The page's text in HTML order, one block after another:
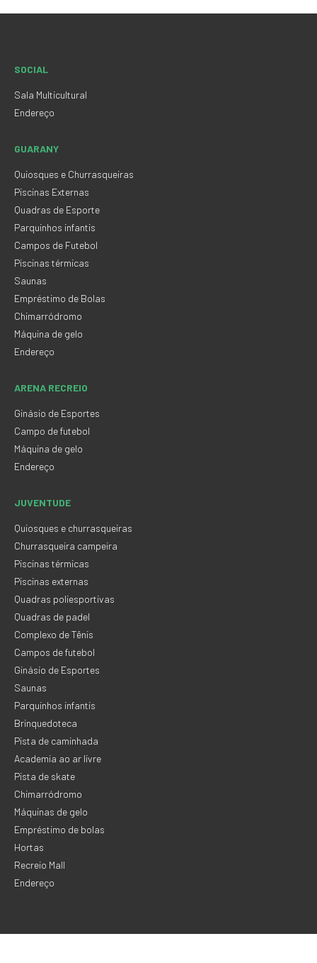
SOCIAL
Sala Multicultural
Endereço
GUARANY
Quiosques e Churrasqueiras
Piscinas Externas
Quadras de Esporte
Parquinhos infantis
Campos de Futebol
Piscinas térmicas
Saunas
Empréstimo de Bolas
Chimarródromo
Máquina de gelo
Endereço
ARENA RECREIO
Ginásio de Esportes
Campo de futebol
Máquina de gelo
Endereço
JUVENTUDE
Quiosques e churrasqueiras
Churrasqueira campeira
Piscinas térmicas
Piscinas externas
Quadras poliesportivas
Quadras de padel
Complexo de Tênis
Campos de futebol
Ginásio de Esportes
Saunas
Parquinhos infantis
Brinquedoteca
Pista de caminhada
Academia ao ar livre
Pista de skate
Chimarródromo
Máquinas de gelo
Empréstimo de bolas
Hortas
Recreio Mall
Endereço